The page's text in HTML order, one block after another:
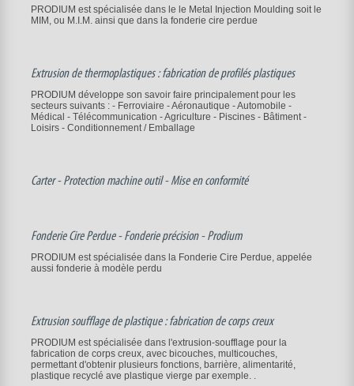
PRODIUM est spécialisée dans le le Metal Injection Moulding soit le
MIM, ou M.I.M. ainsi que dans la fonderie cire perdue
Extrusion de thermoplastiques : fabrication de profilés plastiques
PRODIUM développe son savoir faire principalement pour les
secteurs suivants : - Ferroviaire - Aéronautique - Automobile -
Médical - Télécommunication - Agriculture - Piscines - Bâtiment -
Loisirs - Conditionnement / Emballage
Carter - Protection machine outil - Mise en conformité
Fonderie Cire Perdue - Fonderie précision - Prodium
PRODIUM est spécialisée dans la Fonderie Cire Perdue, appelée
aussi fonderie à modèle perdu
Extrusion soufflage de plastique : fabrication de corps creux
PRODIUM est spécialisée dans l'extrusion-soufflage pour la
fabrication de corps creux, avec bicouches, multicouches,
permettant d'obtenir plusieurs fonctions, barrière, alimentarité,
plastique recyclé ave plastique vierge par exemple. .